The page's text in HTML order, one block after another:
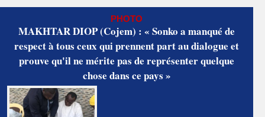
PHOTO
MAKHTAR DIOP (Cojem) : « Sonko a manqué de
respect à tous ceux qui prennent part au dialogue et
prouve qu'il ne mérite pas de représenter quelque
chose dans ce pays »